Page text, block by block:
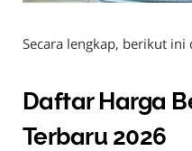
Secara lengkap, berikut ini
Daftar Harga
Terbaru 2026